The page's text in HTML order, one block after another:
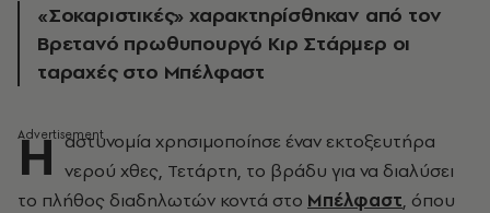
«Σοκαριστικές» χαρακτηρίσθηκαν από τον
Βρετανό πρωθυπουργό Κιρ Στάρμερ οι
ταραχές στο Μπέλφαστ
Η αστυνομία χρησιμοποίησε έναν εκτοξευτήρα
νερού χθες, Τετάρτη, το βράδυ για να διαλύσει
το πλήθος διαδηλωτών κοντά στο Μπέλφαστ, όπου